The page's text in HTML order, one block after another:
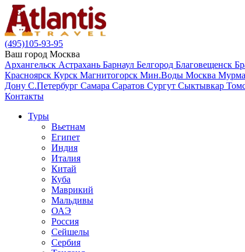
(495)105-93-95
Ваш город Москва
Архангельск Астрахань Барнаул Белгород Благовещенск
Красноярск Курск Магнитогорск Мин.Воды Москва
Дону С.Петербург Самара Саратов Сургут Сыктывкар
Контакты
Туры
Вьетнам
Египет
Индия
Италия
Китай
Куба
Маврикий
Мальдивы
ОАЭ
Россия
Сейшелы
Сербия